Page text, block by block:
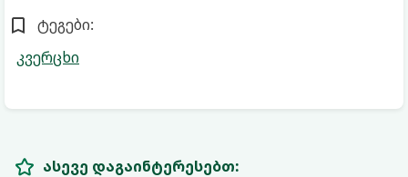
ტეგები:
კვერცხი
ასევე დაგაინტერესებთ: